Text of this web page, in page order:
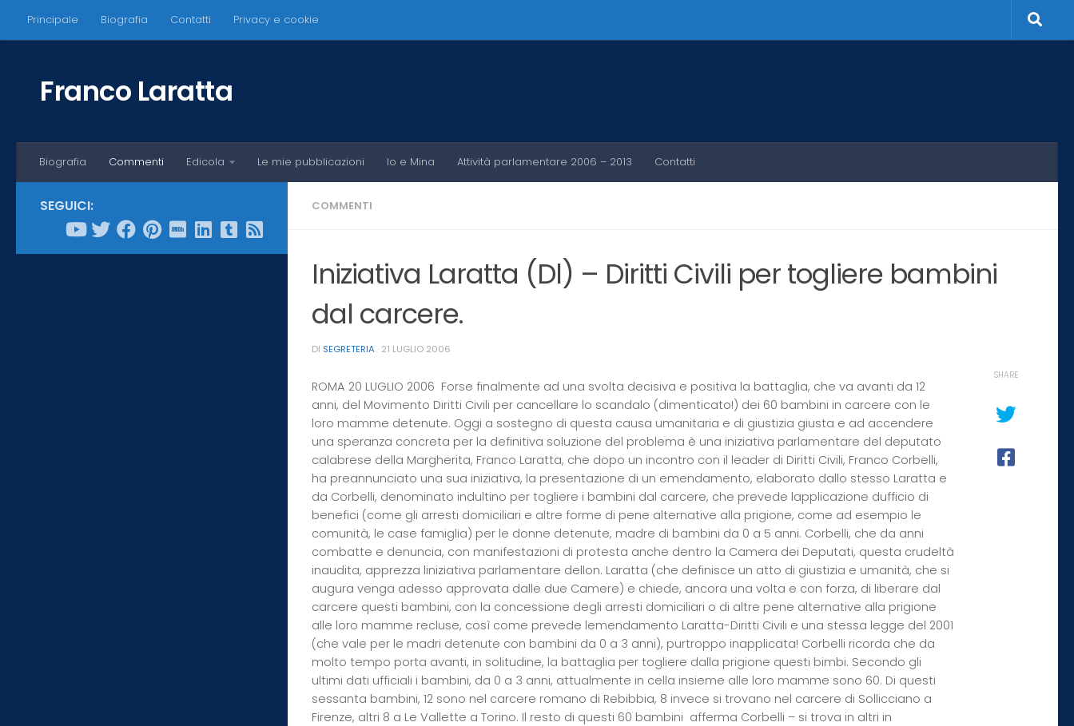
Salta al contenuto
Principale Biografia Contatti Privacy e cookie
Franco Laratta
Biografia Commenti Edicola Le mie pubblicazioni Io e Mina Attività parlamentare 2006 – 2013 Contatti
COMMENTI
Iniziativa Laratta (Dl) – Diritti Civili per togliere bambini
dal carcere.
DI SEGRETERIA · 21 LUGLIO 2006
ROMA 20 LUGLIO 2006  Forse finalmente ad una svolta decisiva e positiva la battaglia, che va avanti da 12
anni, del Movimento Diritti Civili per cancellare lo scandalo (dimenticato!) dei 60 bambini in carcere con le
loro mamme detenute. Oggi a sostegno di questa causa umanitaria e di giustizia giusta e ad accendere
una speranza concreta per la definitiva soluzione del problema è una iniziativa parlamentare del deputato
calabrese della Margherita, Franco Laratta, che dopo un incontro con il leader di Diritti Civili, Franco Corbelli,
ha preannunciato una sua iniziativa, la presentazione di un emendamento, elaborato dallo stesso Laratta e
da Corbelli, denominato indultino per togliere i bambini dal carcere, che prevede lapplicazione dufficio di
benefici (come gli arresti domiciliari e altre forme di pene alternative alla prigione, come ad esempio le
comunità, le case famiglia) per le donne detenute, madre di bambini da 0 a 5 anni. Corbelli, che da anni
combatte e denuncia, con manifestazioni di protesta anche dentro la Camera dei Deputati, questa crudeltà
inaudita, apprezza liniziativa parlamentare dellon. Laratta (che definisce un atto di giustizia e umanità, che si
augura venga adesso approvata dalle due Camere) e chiede, ancora una volta e con forza, di liberare dal
carcere questi bambini, con la concessione degli arresti domiciliari o di altre pene alternative alla prigione
alle loro mamme recluse, così come prevede lemendamento Laratta-Diritti Civili e una stessa legge del 2001
(che vale per le madri detenute con bambini da 0 a 3 anni), purtroppo inapplicata! Corbelli ricorda che da
molto tempo porta avanti, in solitudine, la battaglia per togliere dalla prigione questi bimbi. Secondo gli
ultimi dati ufficiali i bambini, da 0 a 3 anni, attualmente in cella insieme alle loro mamme sono 60. Di questi
sessanta bambini, 12 sono nel carcere romano di Rebibbia, 8 invece si trovano nel carcere di Sollicciano a
Firenze, altri 8 a Le Vallette a Torino. Il resto di questi 60 bambini  afferma Corbelli – si trova in altri in
SHARE
SEGUICI: